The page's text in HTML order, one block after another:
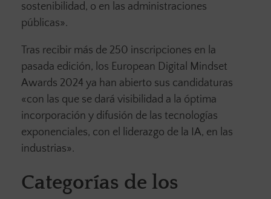
sostenibilidad, o en las administraciones
públicas».
Tras recibir más de 250 inscripciones en la
pasada edición, los European Digital Mindset
Awards 2024 ya han abierto sus candidaturas
«con las que se dará visibilidad a la óptima
incorporación y difusión de las tecnologías
exponenciales, con el liderazgo de la IA, en las
industrias».
Categorías de los